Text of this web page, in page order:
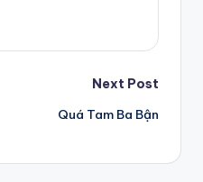
Next Post
Quá Tam Ba Bận